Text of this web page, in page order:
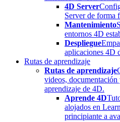
4D Server
Server de forma
Mantenimiento
entornos 4D
Despliegue
aplicaciones 4D
Rutas de aprendizaje
Rutas de aprendizaje
videos, documentación
aprendizaje de 4D.
Aprende 4D
alojados en
principiante a